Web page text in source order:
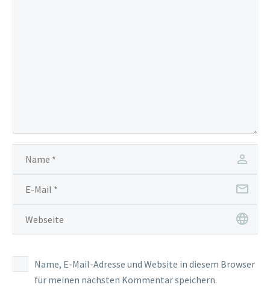
Name, E-Mail-Adresse und Website in diesem Browser
für meinen nächsten Kommentar speichern.